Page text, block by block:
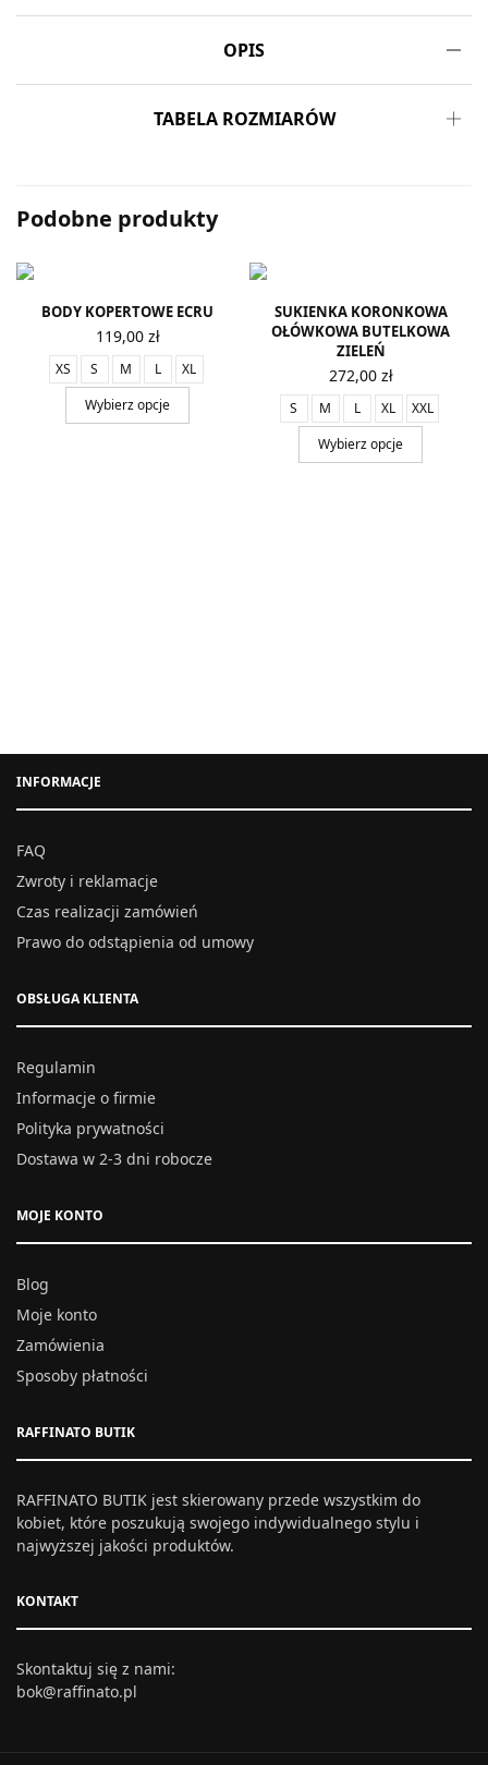
OPIS
TABELA ROZMIARÓW
Podobne produkty
BODY KOPERTOWE ECRU
119,00 zł
XS S M L
XL
Wybierz opcje
SUKIENKA KORONKOWA
OŁÓWKOWA BUTELKOWA
ZIELEŃ
272,00 zł
S M L XL
XXL
Wybierz opcje
INFORMACJE
FAQ
Zwroty i reklamacje
Czas realizacji zamówień
Prawo do odstąpienia od umowy
OBSŁUGA KLIENTA
Regulamin
Informacje o firmie
Polityka prywatności
Dostawa w 2-3 dni robocze
MOJE KONTO
Blog
Moje konto
Zamówienia
Sposoby płatności
RAFFINATO BUTIK
RAFFINATO BUTIK jest skierowany przede wszystkim do
kobiet, które poszukują swojego indywidualnego stylu i
najwyższej jakości produktów.
KONTAKT
Skontaktuj się z nami:
bok@raffinato.pl